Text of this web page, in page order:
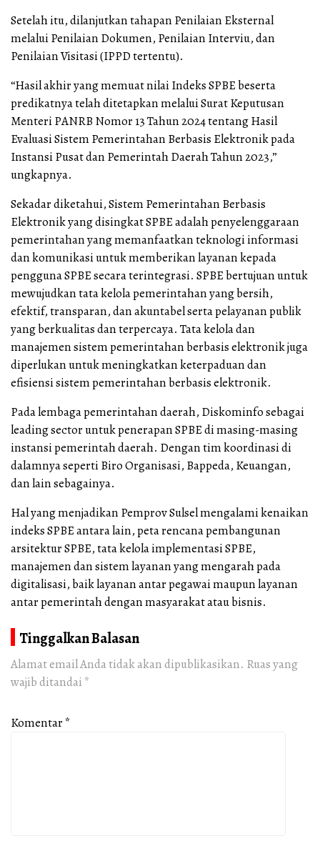
Setelah itu, dilanjutkan tahapan Penilaian Eksternal
melalui Penilaian Dokumen, Penilaian Interviu, dan
Penilaian Visitasi (IPPD tertentu).
“Hasil akhir yang memuat nilai Indeks SPBE beserta
predikatnya telah ditetapkan melalui Surat Keputusan
Menteri PANRB Nomor 13 Tahun 2024 tentang Hasil
Evaluasi Sistem Pemerintahan Berbasis Elektronik pada
Instansi Pusat dan Pemerintah Daerah Tahun 2023,”
ungkapnya.
Sekadar diketahui, Sistem Pemerintahan Berbasis
Elektronik yang disingkat SPBE adalah penyelenggaraan
pemerintahan yang memanfaatkan teknologi informasi
dan komunikasi untuk memberikan layanan kepada
pengguna SPBE secara terintegrasi. SPBE bertujuan untuk
mewujudkan tata kelola pemerintahan yang bersih,
efektif, transparan, dan akuntabel serta pelayanan publik
yang berkualitas dan terpercaya. Tata kelola dan
manajemen sistem pemerintahan berbasis elektronik juga
diperlukan untuk meningkatkan keterpaduan dan
efisiensi sistem pemerintahan berbasis elektronik.
Pada lembaga pemerintahan daerah, Diskominfo sebagai
leading sector untuk penerapan SPBE di masing-masing
instansi pemerintah daerah. Dengan tim koordinasi di
dalamnya seperti Biro Organisasi, Bappeda, Keuangan,
dan lain sebagainya.
Hal yang menjadikan Pemprov Sulsel mengalami kenaikan
indeks SPBE antara lain, peta rencana pembangunan
arsitektur SPBE, tata kelola implementasi SPBE,
manajemen dan sistem layanan yang mengarah pada
digitalisasi, baik layanan antar pegawai maupun layanan
antar pemerintah dengan masyarakat atau bisnis.
Tinggalkan Balasan
Alamat email Anda tidak akan dipublikasikan. Ruas yang
wajib ditandai *
Komentar*